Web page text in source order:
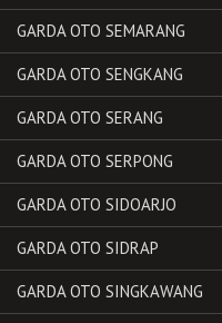
GARDA OTO SEMARANG
GARDA OTO SENGKANG
GARDA OTO SERANG
GARDA OTO SERPONG
GARDA OTO SIDOARJO
GARDA OTO SIDRAP
GARDA OTO SINGKAWANG